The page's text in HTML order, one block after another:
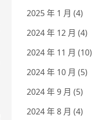
2025 年 1 月 (4)
2024 年 12 月 (4)
2024 年 11 月 (10)
2024 年 10 月 (5)
2024 年 9 月 (5)
2024 年 8 月 (4)